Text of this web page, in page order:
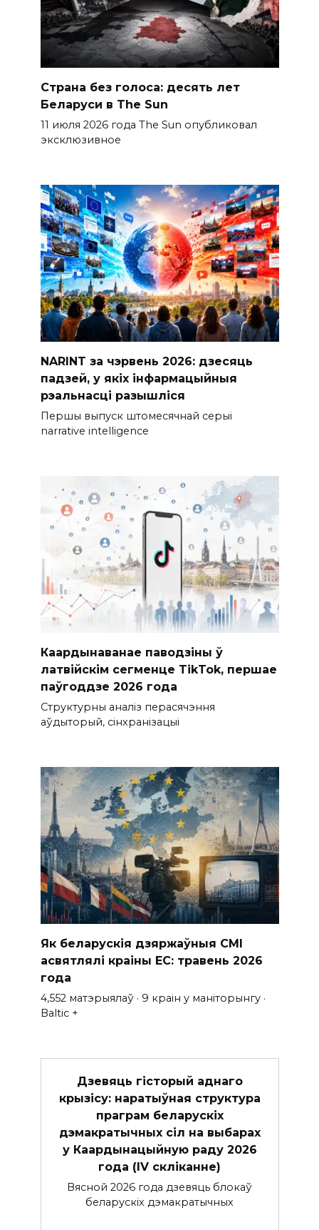
Страна без голоса: десять лет
Беларуси в The Sun
11 июля 2026 года The Sun опубликовал
эксклюзивное
NARINT за чэрвень 2026: дзесяць
падзей, у якіх інфармацыйныя
рэальнасці разышліся
Першы выпуск штомесячнай серыі
narrative intelligence
Каардынаванае паводзіны ў
латвійскім сегменце TikTok, першае
паўгоддзе 2026 года
Структурны аналіз перасячэння
аўдыторый, сінхранізацыі
Як беларускія дзяржаўныя СМІ
асвятлялі краіны ЕС: травень 2026
года
4,552 матэрыялаў · 9 краін у маніторынгу ·
Baltic +
Дзевяць гісторый аднаго
крызісу: наратыўная структура
праграм беларускіх
дэмакратычных сіл на выбарах
у Каардынацыйную раду 2026
года (IV скліканне)
Вясной 2026 года дзевяць блокаў
беларускіх дэмакратычных